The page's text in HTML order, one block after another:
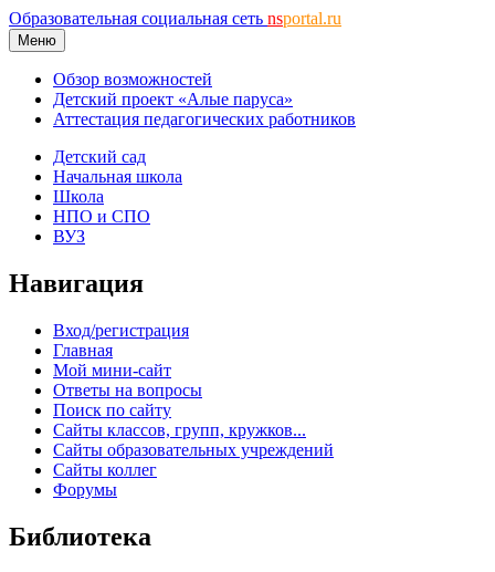
Образовательная социальная сеть nsportal.ru
Меню
Обзор возможностей
Детский проект «Алые паруса»
Аттестация педагогических работников
Детский сад
Начальная школа
Школа
НПО и СПО
ВУЗ
Навигация
Вход/регистрация
Главная
Мой мини-сайт
Ответы на вопросы
Поиск по сайту
Сайты классов, групп, кружков...
Сайты образовательных учреждений
Сайты коллег
Форумы
Библиотека